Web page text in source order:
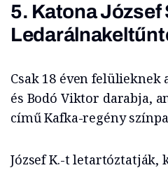
5. Katona József
Csak 18 éven
és Bodó Viktor darabja,
című Kafka-regény
József K.-t letartóztatják,